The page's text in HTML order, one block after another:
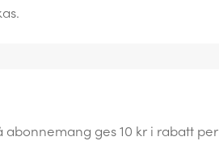
ges 10 kr i rabatt per